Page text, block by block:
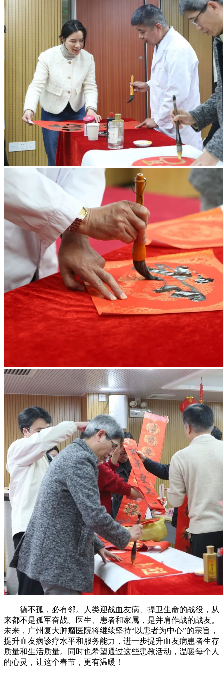
德不孤，必有邻。人类迎战血友病、捍卫生命的战役，从
来都不是孤军奋战。医生、患者和家属，是并肩作战的战友。
未来，广州复大肿瘤医院将继续坚持“以患者为中心”的宗旨，
提升血友病诊疗水平和服务能力，进一步提升血友病患者生存
质量和生活质量。同时也希望通过这些患教活动，温暖每个人
的心灵，让这个春节，更有温暖！